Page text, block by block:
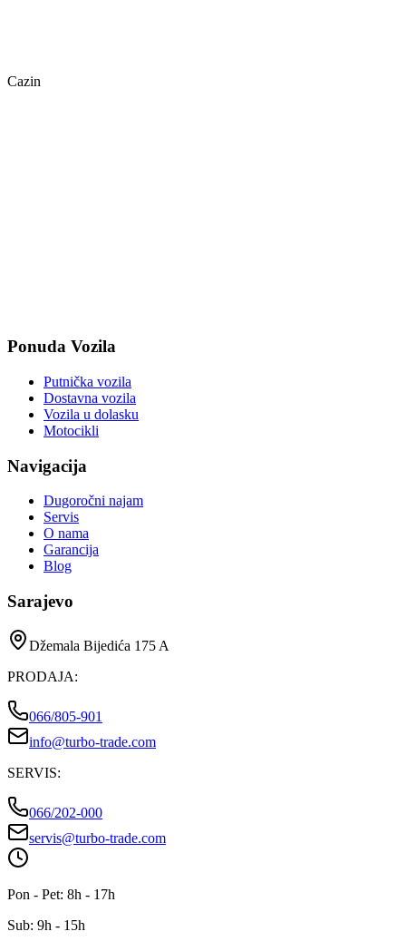
Cazin
Ponuda Vozila
Putnička vozila
Dostavna vozila
Vozila u dolasku
Motocikli
Navigacija
Dugoročni najam
Servis
O nama
Garancija
Blog
Sarajevo
Džemala Bijedića 175 A
PRODAJA:
066/805-901
info@turbo-trade.com
SERVIS:
066/202-000
servis@turbo-trade.com
Pon - Pet: 8h - 17h
Sub: 9h - 15h